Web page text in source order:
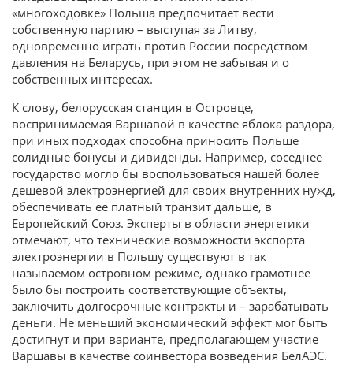
«многоходовке» Польша предпочитает вести
собственную партию – выступая за Литву,
одновременно играть против России посредством
давления на Беларусь, при этом не забывая и о
собственных интересах.
К слову, белорусская станция в Островце,
воспринимаемая Варшавой в качестве яблока раздора,
при иных подходах способна приносить Польше
солидные бонусы и дивиденды. Например, соседнее
государство могло бы воспользоваться нашей более
дешевой электроэнергией для своих внутренних нужд,
обеспечивать ее платный транзит дальше, в
Европейский Союз. Эксперты в области энергетики
отмечают, что технические возможности экспорта
электроэнергии в Польшу существуют в так
называемом островном режиме, однако грамотнее
было бы построить соответствующие объекты,
заключить долгосрочные контракты и – зарабатывать
деньги. Не меньший экономический эффект мог быть
достигнут и при варианте, предполагающем участие
Варшавы в качестве соинвестора возведения БелАЭС.